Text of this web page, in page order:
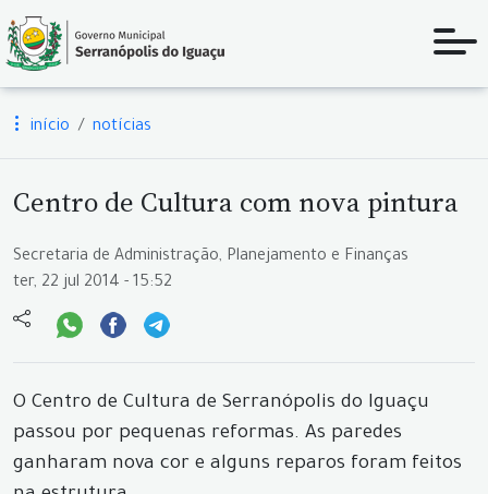
início notícias
Centro de Cultura com nova pintura
Secretaria de Administração, Planejamento e Finanças
ter, 22 jul 2014 - 15:52
O Centro de Cultura de Serranópolis do Iguaçu
passou por pequenas reformas. As paredes
ganharam nova cor e alguns reparos foram feitos